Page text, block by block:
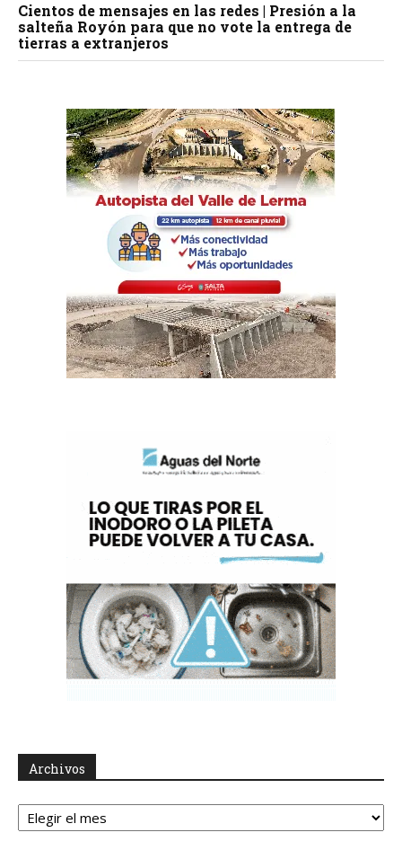
Cientos de mensajes en las redes | Presión a la
salteña Royón para que no vote la entrega de
tierras a extranjeros
Archivos
Archivos